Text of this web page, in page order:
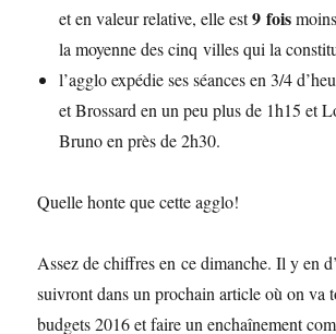
et en valeur relative, elle est9 fois
la moyenne des cinq villes qui la
l’agglo expédie ses séances en 3/4
et Brossard en un peu plus de 1h15 et
Bruno en près de 2h30.
Quelle honte que cette agglo!
Assez de chiffres en ce dimanche. Il y en
suivront dans un prochain article où on va
budgets 2016 et faire un enchaînement